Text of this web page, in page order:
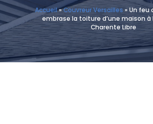
Accueil»Couvreur Versailles»Un feu
embrase la toiture d’une maison à
Charente Libre